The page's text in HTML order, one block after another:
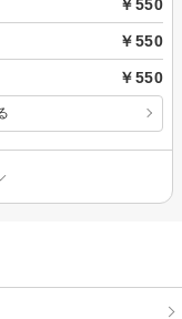
￥550
￥550
￥550